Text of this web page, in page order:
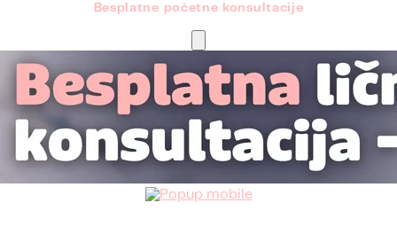
Besplatne početne konsultacije